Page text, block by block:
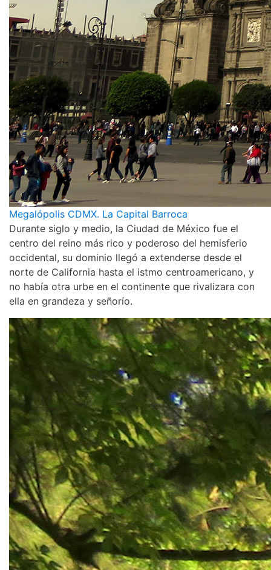
Megalópolis CDMX. La Capital Barroca
Durante siglo y medio, la Ciudad de México fue el
centro del reino más rico y poderoso del hemisferio
occidental, su dominio llegó a extenderse desde el
norte de California hasta el istmo centroamericano, y
no había otra urbe en el continente que rivalizara con
ella en grandeza y señorío.